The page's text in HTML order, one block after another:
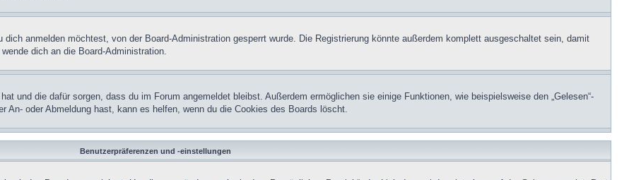
anmelden möchtest, von der Board-Administration gesperrt wurde. Die Registrierung könnte außerdem komplett ausgeschaltet sein, damit
dich an die Board-Administration.
und die dafür sorgen, dass du im Forum angemeldet bleibst. Außerdem ermöglichen sie einige Funktionen, wie beispielsweise den „Gelesen“-
oder Abmeldung hast, kann es helfen, wenn du die Cookies des Boards löscht.
Benutzerpräferenzen und -einstellungen